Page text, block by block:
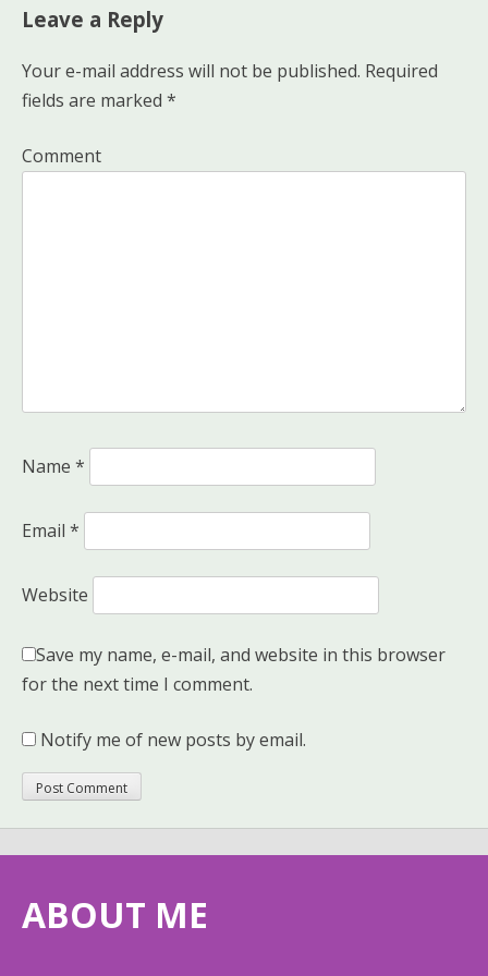
Leave a Reply
Your e-mail address will not be published. Required
fields are marked *
Comment
Name *
Email *
Website
Save my name, e-mail, and website in this browser
for the next time I comment.
Notify me of new posts by email.
ABOUT ME